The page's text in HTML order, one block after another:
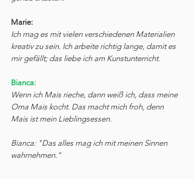
Marie:
Ich mag es mit vielen verschiedenen Materialien
kreativ zu sein. Ich arbeite richtig lange, damit es
mir gefällt; das liebe ich am Kunstunterricht.
Bianca:
Wenn ich Mais rieche, dann weiß ich, dass meine
Oma Mais kocht. Das macht mich froh, denn
Mais ist mein Lieblingsessen.
Bianca: "Das alles mag ich mit meinen Sinnen
wahrnehmen."